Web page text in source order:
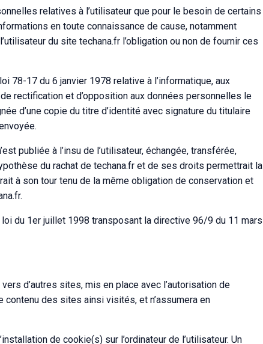
relatives à l’utilisateur que pour le besoin de certains
en toute connaissance de cause, notamment
du site techana.fr l’obligation ou non de fournir ces
17 du 6 janvier 1978 relative à l’informatique, aux
rectification et d’opposition aux données personnelles le
d’une copie du titre d’identité avec signature du titulaire
publiée à l’insu de l’utilisateur, échangée, transférée,
du rachat de techana.fr et de ses droits permettrait la
à son tour tenu de la même obligation de conservation et
du 1er juillet 1998 transposant la directive 96/9 du 11 mars
d’autres sites, mis en place avec l’autorisation de
contenu des sites ainsi visités, et n’assumera en
de cookie(s) sur l’ordinateur de l’utilisateur. Un